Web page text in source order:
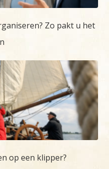
Zo pakt u het
op een klipper?